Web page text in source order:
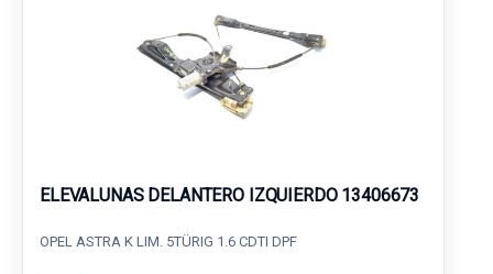
ELEVALUNAS DELANTERO IZQUIERDO 13406673
OPEL ASTRA K LIM. 5TÜRIG 1.6 CDTI DPF